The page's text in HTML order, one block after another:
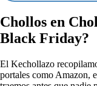
Chollos en
Black Friday?
El Kechollazo
portales como Amazon,